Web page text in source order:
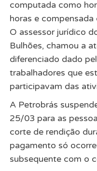
computada como
horas e compensada
O assessor jurídico
Bulhões, chamou a
diferenciado dado
trabalhadores que
participavam das
A Petrobrás
25/03 para as
corte de rendição
pagamento só
subsequente com o